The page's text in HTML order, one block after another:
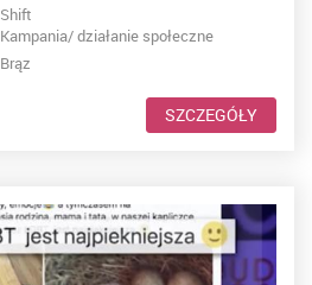
Shift
Kampania/ działanie społeczne
Brąz
SZCZEGÓŁY